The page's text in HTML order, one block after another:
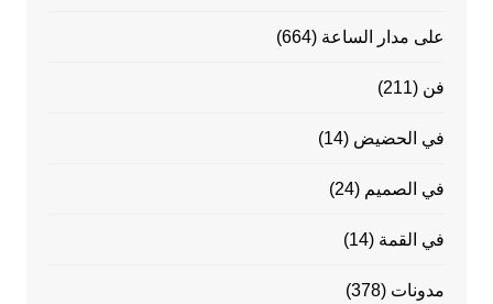
على مدار الساعة (664)
فن (211)
في الحضيض (14)
في الصميم (24)
في القمة (14)
مدونات (378)